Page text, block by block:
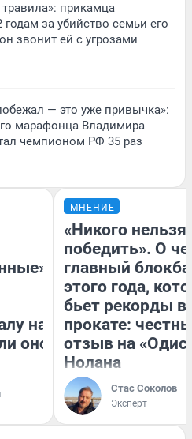
травила»: прикамца
годам за убийство семьи его
звонит ей с угрозами
— это уже привычка»:
марафонца Владимира
чемпионом РФ 35 раз
на
оно
МНЕНИЕ
«Никого нельзя
победить». О
главный
этого года,
бьет рекорды в
прокате:
отзыв на
Нолана
Стас Соколов
Эксперт